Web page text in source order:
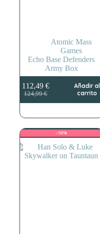
Atomic Mass
Games
Echo Base Defenders
Army Box
124,99€
El
precio
era:
124,99 €.
112,49€
El
precio
es:
112,49 €.
Añadir al
carrito
-10%